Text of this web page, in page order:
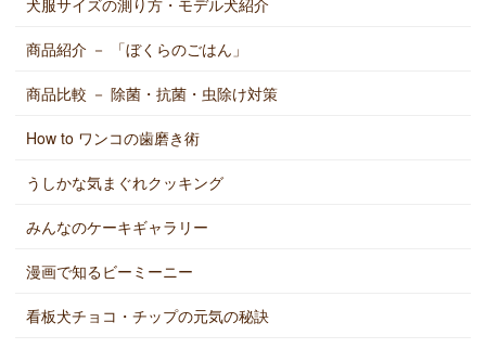
犬服サイズの測り方・モデル犬紹介
商品紹介 － 「ぼくらのごはん」
商品比較 － 除菌・抗菌・虫除け対策
How to ワンコの歯磨き術
うしかな気まぐれクッキング
みんなのケーキギャラリー
漫画で知るビーミーニー
看板犬チョコ・チップの元気の秘訣